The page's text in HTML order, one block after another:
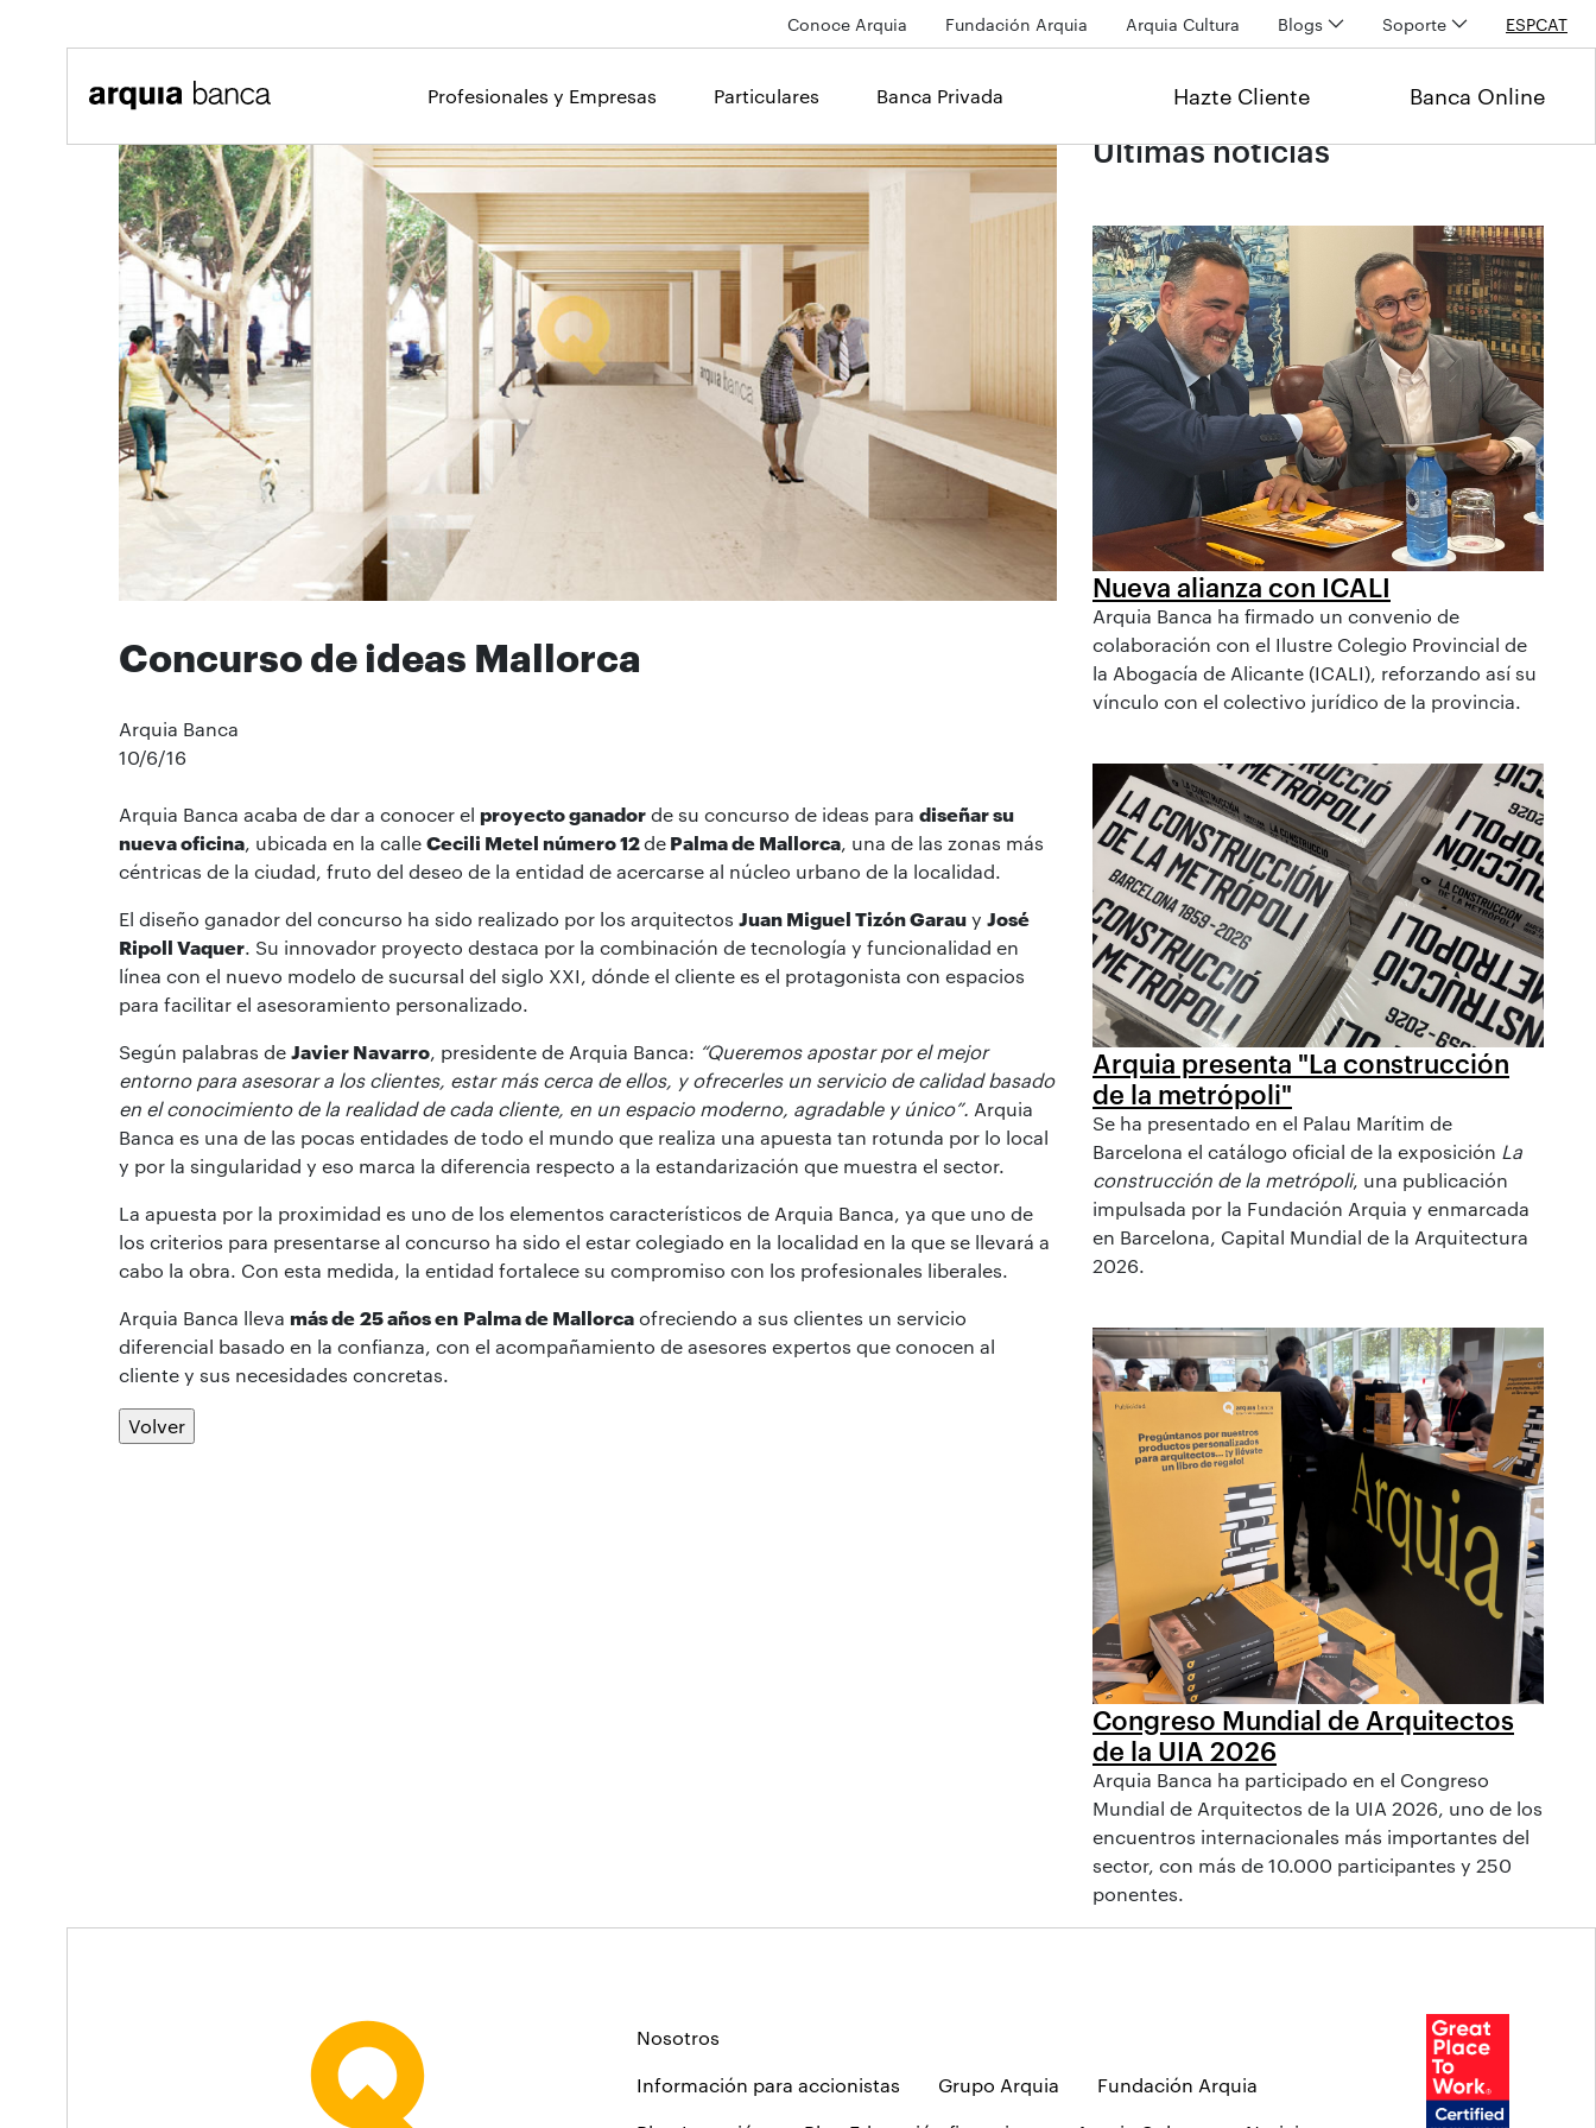
Conoce Arquia Fundación Arquia Arquia Cultura Blogs Soporte ESPCAT
Profesionales y Empresas Particulares Banca Privada Hazte Cliente Banca Online
Concurso de ideas Mallorca
Arquia Banca
10/6/16
Arquia Banca acaba de dar a conocer el proyecto ganador de su concurso de ideas para diseñar su
nueva oficina, ubicada en la calle Cecili Metel número 12de Palma de Mallorca, una de las zonas más
céntricas de la ciudad, fruto del deseo de la entidad de acercarse al núcleo urbano de la localidad.
El diseño ganador del concurso ha sido realizado por los arquitectos Juan Miguel Tizón Garau y José
Ripoll Vaquer. Su innovador proyecto destaca por la combinación de tecnología y funcionalidad en
línea con el nuevo modelo de sucursal del siglo XXI, dónde el cliente es el protagonista con espacios
para facilitar el asesoramiento personalizado.
Según palabras de Javier Navarro, presidente de Arquia Banca: “Queremos apostar por el mejor
entorno para asesorar a los clientes, estar más cerca de ellos, y ofrecerles un servicio de calidad basado
en el conocimiento de la realidad de cada cliente, en un espacio moderno, agradable y único”. Arquia
Banca es una de las pocas entidades de todo el mundo que realiza una apuesta tan rotunda por lo local
y por la singularidad y eso marca la diferencia respecto a la estandarización que muestra el sector.
La apuesta por la proximidad es uno de los elementos característicos de Arquia Banca, ya que uno de
los criterios para presentarse al concurso ha sido el estar colegiado en la localidad en la que se llevará a
cabo la obra. Con esta medida, la entidad fortalece su compromiso con los profesionales liberales.
Arquia Banca lleva más de 25 años en Palma de Mallorca ofreciendo a sus clientes un servicio
diferencial basado en la confianza, con el acompañamiento de asesores expertos que conocen al
cliente y sus necesidades concretas.
Volver
Últimas noticias
Nueva alianza con ICALI
Arquia Banca ha firmado un convenio de
colaboración con el Ilustre Colegio Provincial de
la Abogacía de Alicante (ICALI), reforzando así su
vínculo con el colectivo jurídico de la provincia.
Arquia presenta "La construcción
de la metrópoli"
Se ha presentado en el Palau Marítim de
Barcelona el catálogo oficial de la exposición La
construcción de la metrópoli, una publicación
impulsada por la Fundación Arquia y enmarcada
en Barcelona, Capital Mundial de la Arquitectura
2026.
Congreso Mundial de Arquitectos
de la UIA 2026
Arquia Banca ha participado en el Congreso
Mundial de Arquitectos de la UIA 2026, uno de los
encuentros internacionales más importantes del
sector, con más de 10.000 participantes y 250
ponentes.
Nosotros
Información para accionistas Grupo Arquia Fundación Arquia